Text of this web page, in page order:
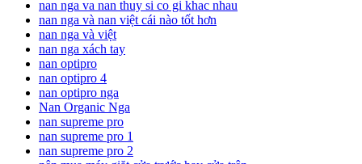
nan nga va nan thuy si co gi khac nhau
nan nga và nan việt cái nào tốt hơn
nan nga và việt
nan nga xách tay
nan optipro
nan optipro 4
nan optipro nga
Nan Organic Nga
nan supreme pro
nan supreme pro 1
nan supreme pro 2